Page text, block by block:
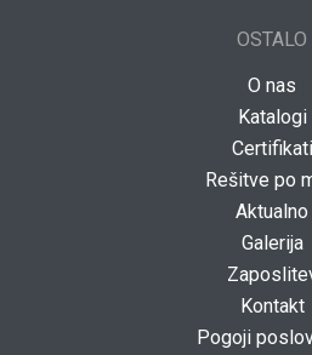
OSTALO
O nas
Katalogi
Certifikati
Rešitve po
Aktualno
Galerija
Kontakt
Pogoji